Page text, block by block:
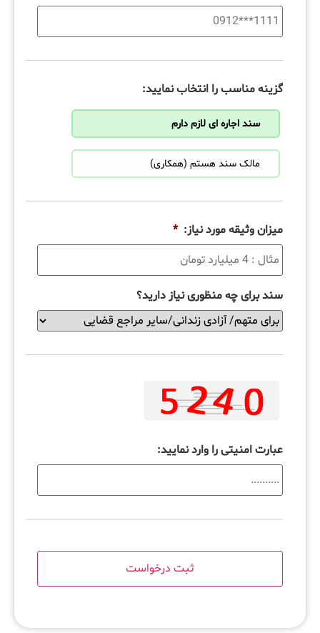
گزینه مناسب را انتخاب نمایید:
سند اجاره ای لازم دارم
مالک سند هستم (همکاری)
میزان وثیقه مورد نیاز: *
سند برای چه منظوری نیاز دارید؟
عبارت امنیتی را وارد نمایید: